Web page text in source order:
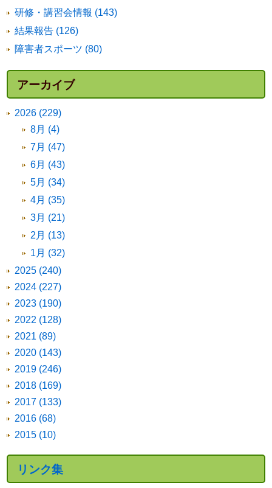
研修・講習会情報 (143)
結果報告 (126)
障害者スポーツ (80)
アーカイブ
2026 (229)
8月 (4)
7月 (47)
6月 (43)
5月 (34)
4月 (35)
3月 (21)
2月 (13)
1月 (32)
2025 (240)
2024 (227)
2023 (190)
2022 (128)
2021 (89)
2020 (143)
2019 (246)
2018 (169)
2017 (133)
2016 (68)
2015 (10)
リンク集